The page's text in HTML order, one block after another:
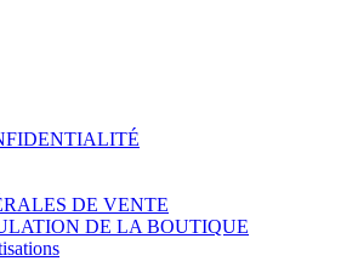
DE VENTE
DE LA BOUTIQUE